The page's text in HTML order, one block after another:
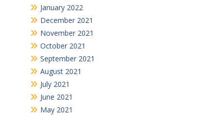
January 2022
December 2021
November 2021
October 2021
September 2021
August 2021
July 2021
June 2021
May 2021